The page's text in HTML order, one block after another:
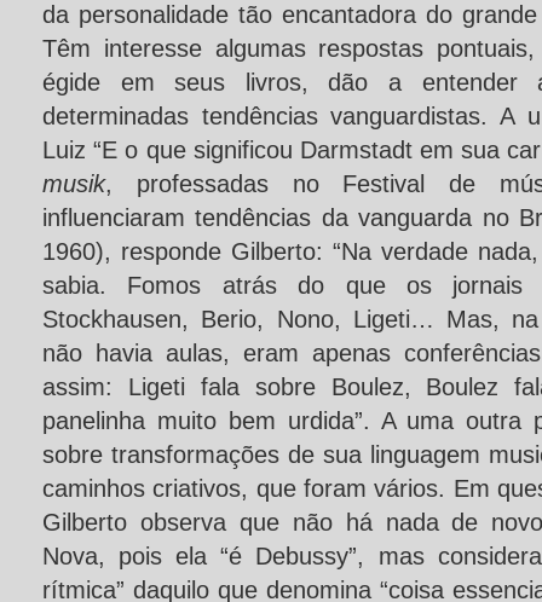
da personalidade tão encantadora do
Têm interesse algumas respostas
égide em seus livros, dão a entender
determinadas tendências vanguardistas. A
Luiz “E o que significou Darmstadt em sua
musik, professadas no Festival de
influenciaram tendências da vanguarda no
1960), responde Gilberto: “Na verdade
sabia. Fomos atrás do que os jornais
Stockhausen, Berio, Nono, Ligeti… Mas,
não havia aulas, eram apenas
assim: Ligeti fala sobre Boulez, Boulez
panelinha muito bem urdida”. A uma outra
sobre transformações de sua linguagem
caminhos criativos, que foram vários. Em
Gilberto observa que não há nada de
Nova, pois ela “é Debussy”, mas
rítmica” daquilo que denomina “coisa